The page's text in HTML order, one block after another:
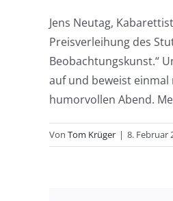
Jens Neutag,
Preisverleihung des
Beobachtungskunst.“
auf und beweist
humorvollen Abend.
Von Tom Krüger | 8. Februar